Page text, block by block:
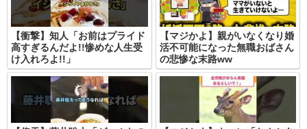
【衝撃】知人「お前はプライド
高すぎるんだよ!!惨めな人生受
け入れろよ!!」
【マジかよ】親がいなくなり婚
活不可能になった無職おばさん
の悲惨な末路ww